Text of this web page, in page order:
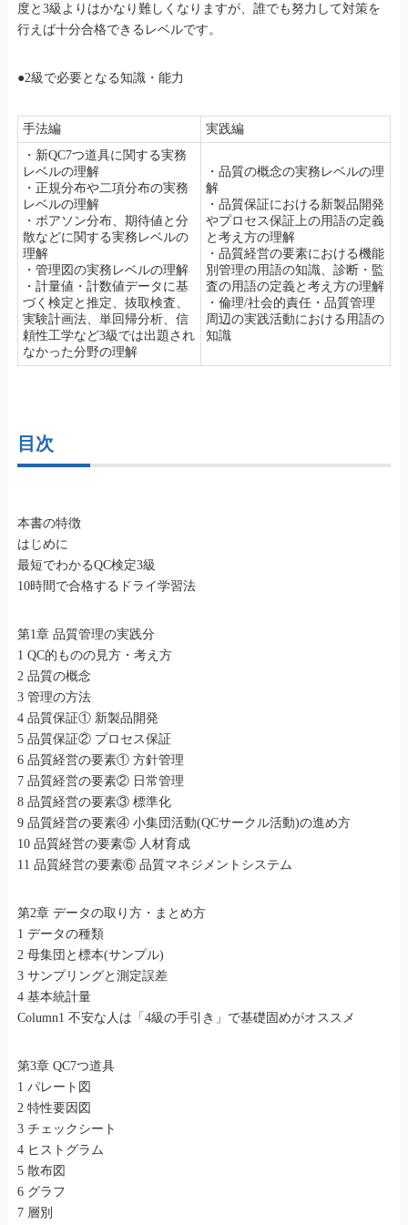
度と3級よりはかなり難しくなりますが、誰でも努力して対策を
行えば十分合格できるレベルです。
●2級で必要となる知識・能力
手法編
実践編
・新QC7つ道具に関する実務
レベルの理解
・正規分布や二項分布の実務
レベルの理解
・ポアソン分布、期待値と分
散などに関する実務レベルの
理解
・管理図の実務レベルの理解
・計量値・計数値データに基
づく検定と推定、抜取検査、
実験計画法、単回帰分析、信
頼性工学など3級では出題され
なかった分野の理解
・品質の概念の実務レベルの理
解
・品質保証における新製品開発
やプロセス保証上の用語の定義
と考え方の理解
・品質経営の要素における機能
別管理の用語の知識、診断・監
査の用語の定義と考え方の理解
・倫理/社会的責任・品質管理
周辺の実践活動における用語の
知識
目次
本書の特徴
はじめに
最短でわかるQC検定3級
10時間で合格するドライ学習法
第1章 品質管理の実践分
1 QC的ものの見方・考え方
2 品質の概念
3 管理の方法
4 品質保証① 新製品開発
5 品質保証② プロセス保証
6 品質経営の要素① 方針管理
7 品質経営の要素② 日常管理
8 品質経営の要素③ 標準化
9 品質経営の要素④ 小集団活動(QCサークル活動)の進め方
10 品質経営の要素⑤ 人材育成
11 品質経営の要素⑥ 品質マネジメントシステム
第2章 データの取り方・まとめ方
1 データの種類
2 母集団と標本(サンプル)
3 サンプリングと測定誤差
4 基本統計量
Column1 不安な人は「4級の手引き」で基礎固めがオススメ
第3章 QC7つ道具
1 パレート図
2 特性要因図
3 チェックシート
4 ヒストグラム
5 散布図
6 グラフ
7 層別